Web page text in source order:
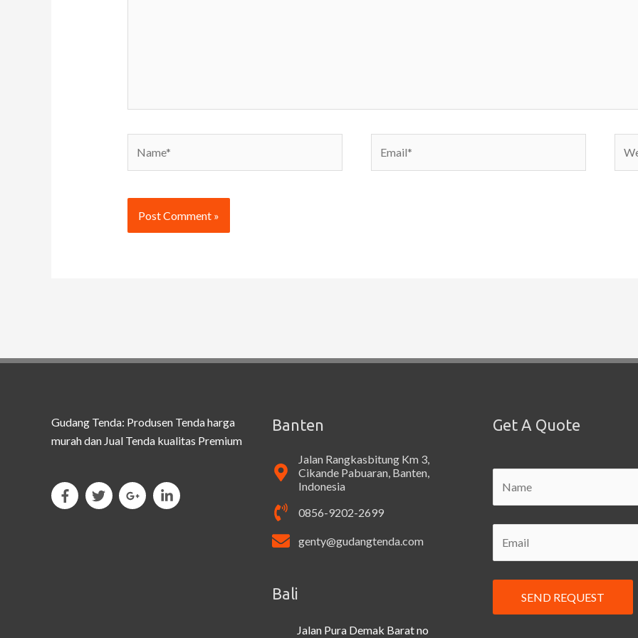
Gudang Tenda: Produsen Tenda harga
murah dan Jual Tenda kualitas Premium
Banten
Jalan Rangkasbitung Km 3,
Cikande Pabuaran, Banten,
Indonesia
0856-9202-2699
genty@gudangtenda.com
Bali
Jalan Pura Demak Barat no
Get A Quote